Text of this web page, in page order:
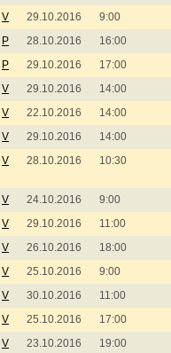
V 29.10.2016 9:00
P 28.10.2016 16:00
P 29.10.2016 17:00
V 29.10.2016 14:00
V 22.10.2016 14:00
V 29.10.2016 14:00
V 28.10.2016 10:30
V 24.10.2016 9:00
V 29.10.2016 11:00
V 26.10.2016 18:00
V 25.10.2016 9:00
V 30.10.2016 11:00
V 25.10.2016 17:00
V 23.10.2016 19:00